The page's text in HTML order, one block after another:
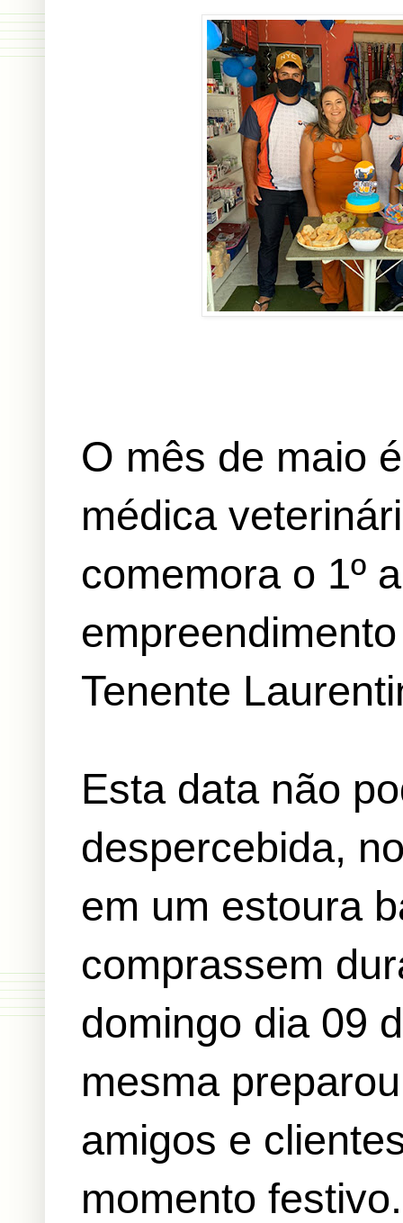
O mês de maio
médica
comemora o 1º
Tenente
Esta data não
despercebida,
em um estoura
comprassem
domingo dia 09
mesma
amigos e
momento festivo.